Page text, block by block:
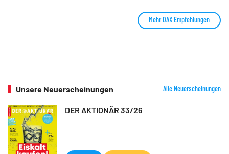
Mehr DAX Empfehlungen
Unsere Neuerscheinungen Alle Neuerscheinungen
DER AKTIONÄR 33/26